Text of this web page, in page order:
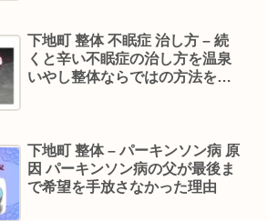
下地町 整体 不眠症 治し方 – 続
くと辛い不眠症の治し方を温泉
いやし整体ならではの方法をご
下地町 整体 – パーキンソン病 原
因 パーキンソン病の父が最後ま
で希望を手放さなかった理由